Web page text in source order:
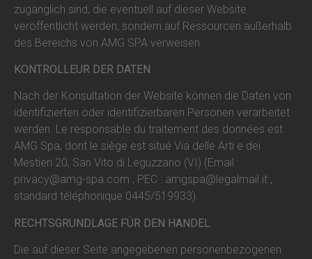
zugänglich sind, die eventuell auf dieser Website
veröffentlicht werden, sondern auf Ressourcen außerhalb
des Bereichs von AMG SPA verweisen.
KONTROLLEUR DER DATEN
Nach der Konsultation der Website können die Daten von
identifizierten oder identifizierbaren Personen verarbeitet
werden. Le responsable du traitement des données est
AMG Spa, dont le siège est situé Via delle Arti e dei
Mestieri 20, San Vito di Leguzzano (VI) (Email :
privacy@amg-spa.com , PEC : amgspa@legalmail.it ,
standard téléphonique 0445/519933).
RECHTSGRUNDLAGE FÜR DEN HANDEL
Die auf dieser Seite angegebenen personenbezogenen